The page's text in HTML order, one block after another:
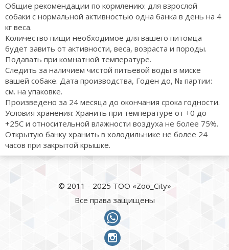
Общие рекомендации по кормлению: для взрослой
собаки с нормальной активностью одна банка в день на 4
кг веса.
Количество пищи необходимое для вашего питомца
будет завить от активности, веса, возраста и породы.
Подавать при комнатной температуре.
Следить за наличием чистой питьевой воды в миске
вашей собаке. Дата производства, Годен до, № партии:
см. на упаковке.
Произведено за 24 месяца до окончания срока годности.
Условия хранения: Хранить при температуре от +0 до
+25С и относительной влажности воздуха не более 75%.
Открытую банку хранить в холодильнике не более 24
часов при закрытой крышке.
© 2011 - 2025 ТОО «Zoo_City»
Все права защищены